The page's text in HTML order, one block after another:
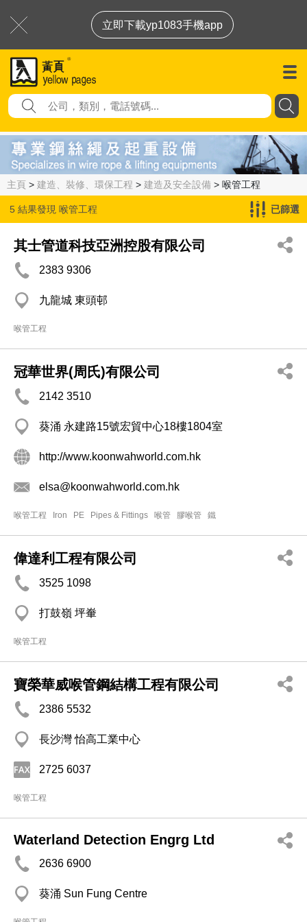
立即下載yp1083手機app
主頁 > 建造、裝修、環保工程 > 建造及安全設備 > 喉管工程
5 結果發現 喉管工程 已篩選
其士管道科技亞洲控股有限公司
2383 9306
九龍城 東頭邨
喉管工程
冠華世界(周氏)有限公司
2142 3510
葵涌 永建路15號宏貿中心18樓1804室
http://www.koonwahworld.com.hk
elsa@koonwahworld.com.hk
喉管工程 Iron PE Pipes & Fittings 喉管 膠喉管 鐵
偉達利工程有限公司
3525 1098
打鼓嶺 坪輋
喉管工程
寶榮華威喉管鋼結構工程有限公司
2386 5532
長沙灣 怡高工業中心
2725 6037
喉管工程
Waterland Detection Engrg Ltd
2636 6900
葵涌 Sun Fung Centre